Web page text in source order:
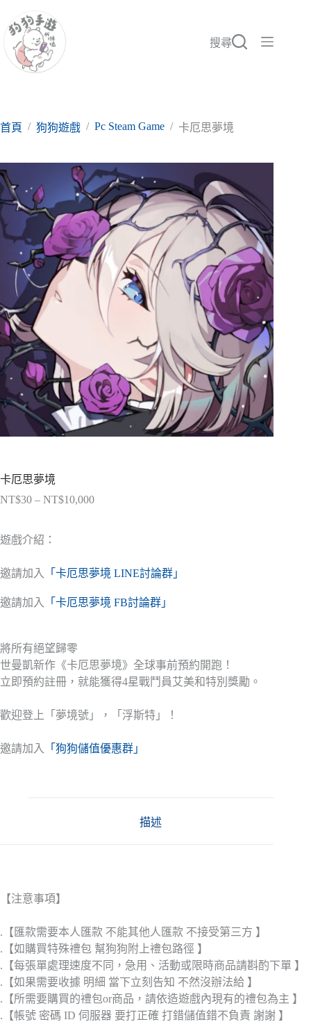
至
要
搜尋
首頁 / 狗狗遊戲 / Pc Steam Game / 卡厄思夢境
卡厄思夢境
NT$30 – NT$10,000價
NT$30
到
NT$10,000
遊戲介紹：
邀請加入 「卡厄思夢境 LINE討論群」
邀請加入 「卡厄思夢境 FB討論群」
將所有絕望歸零
世曼凱新作《卡厄思夢境》全球事前預約開跑！
立即預約註冊，就能獲得4星戰鬥員艾美和特別獎勵。
歡迎登上「夢境號」，「浮斯特」！
邀請加入 「狗狗儲值優惠群」
描述
【注意事項】
.【匯款需要本人匯款 不能其他人匯款 不接受第三方 】
.【如購買特殊禮包 幫狗狗附上禮包路徑 】
.【每張單處理速度不同，急用、活動或限時商品請斟酌下單 】
.【如果需要收據 明細 當下立刻告知 不然沒辦法給 】
.【所需要購買的禮包or商品，請依造遊戲內現有的禮包為主 】
.【帳號 密碼 ID 伺服器 要打正確 打錯儲值錯不負責 謝謝 】